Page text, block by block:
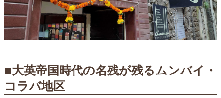
■大英帝国時代の名残が残るムンバイ・
コラバ地区